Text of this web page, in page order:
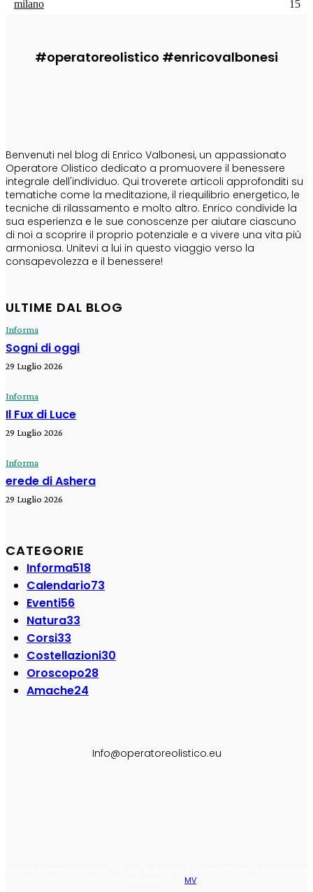
milano
15
#operatoreolistico #enricovalbonesi
Benvenuti nel blog di Enrico Valbonesi, un appassionato
Operatore Olistico dedicato a promuovere il benessere
integrale dell'individuo. Qui troverete articoli approfonditi su
tematiche come la meditazione, il riequilibrio energetico, le
tecniche di rilassamento e molto altro. Enrico condivide la
sua esperienza e le sue conoscenze per aiutare ciascuno
di noi a scoprire il proprio potenziale e a vivere una vita più
armoniosa. Unitevi a lui in questo viaggio verso la
consapevolezza e il benessere!
ULTIME DAL BLOG
Informa
Sogni di oggi
29 Luglio 2026
Informa
Il Fux di Luce
29 Luglio 2026
Informa
erede di Ashera
29 Luglio 2026
CATEGORIE
Informa518
Calendario73
Eventi56
Natura33
Corsi33
Costellazioni30
Oroscopo28
Amache24
Info@operatoreolistico.eu
MV